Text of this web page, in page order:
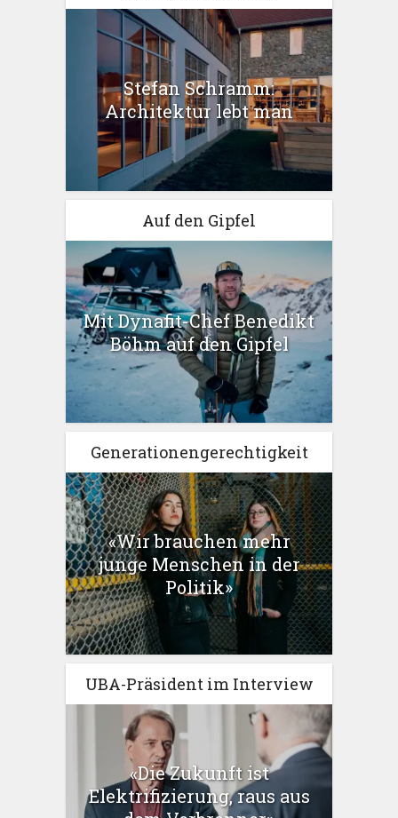
Stefan Schramm:
Architektur lebt man
Auf den Gipfel
Mit Dynafit-Chef Benedikt
Böhm auf den Gipfel
Generationengerechtigkeit
«Wir brauchen mehr
junge Menschen in der
Politik»
UBA-Präsident im Interview
«Die Zukunft ist
Elektrifizierung, raus aus